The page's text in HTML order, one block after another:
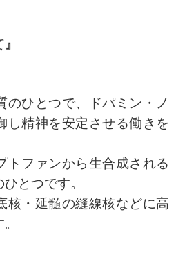
ひとつで、ドパミン・ノ
し精神を安定させる働きを
ファンから生合成される
とつです。
・延髄の縫線核などに高